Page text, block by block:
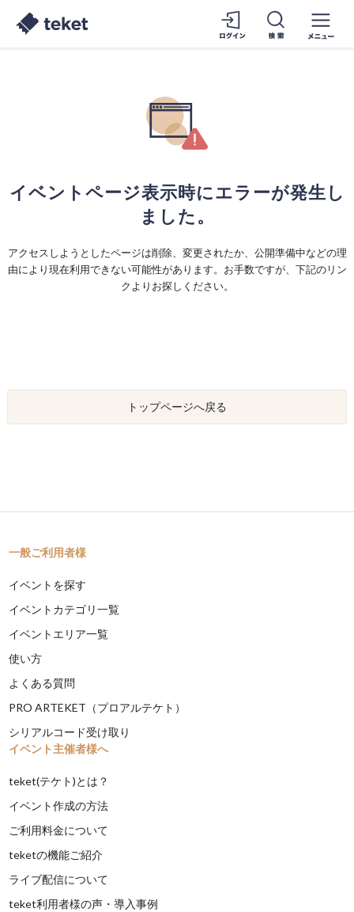
イベントページ表示時にエラーが発生し
ました。
アクセスしようとしたページは削除、変更されたか、公開準備中などの理
由により現在利用できない可能性があります。お手数ですが、下記のリン
クよりお探しください。
トップページへ戻る
一般ご利用者様
イベントを探す
イベントカテゴリ一覧
イベントエリア一覧
使い方
よくある質問
PRO ARTEKET（プロアルテケト）
シリアルコード受け取り
イベント主催者様へ
teket(テケト)とは？
イベント作成の方法
ご利用料金について
teketの機能ご紹介
ライブ配信について
teket利用者様の声・導入事例